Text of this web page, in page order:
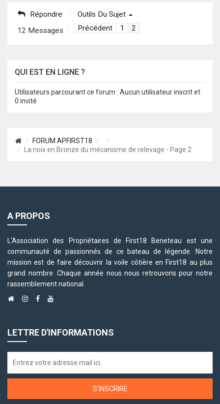
Répondre
Outils Du Sujet
12 Messages
Précédent 1 2
QUI EST EN LIGNE ?
Utilisateurs parcourant ce forum : Aucun utilisateur inscrit et
0 invité
FORUM APFIRST18
La noix en Bronze du mécanisme de relevage - Page 2
A PROPOS
L'Association des Propriétaires de First18 Beneteau est une
communauté de passionnés de ce bateau de légende. Notre
mission est de faire découvrir la voile côtière en First18 au plus
grand nombre. Chaque année nous nous retrouvons pour notre
rassemblement national.
LETTRE D'INFORMATIONS
S'INSCRIRE